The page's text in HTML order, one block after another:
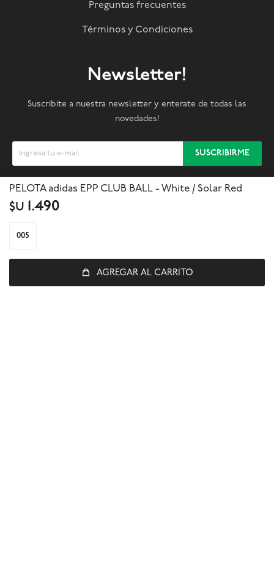
PELOTA adidas EPP CLUB BALL - White / Solar Red
$U 1.490
005
AGREGAR AL CARRITO
Preguntas frecuentes
Términos y Condiciones
Newsletter!
Suscribite a nuestra newsletter y enterate de todas las
novedades!
SUSCRIBIRME